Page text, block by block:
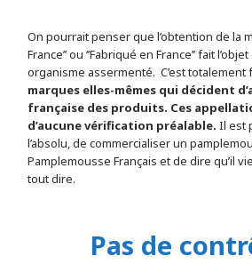
On pourrait penser que l’obtention de la
France’’ ou ‘’Fabriqué en France’’ fait
organisme assermenté. C’est totalement
marques elles-mêmes qui décident
française des produits. Ces
d’aucune vérification préalable. Il est
l’absolu, de commercialiser un
Pamplemousse Français et de dire qu’il
tout dire.
Pas de